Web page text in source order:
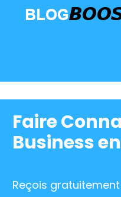
Faire
Business
Reçois